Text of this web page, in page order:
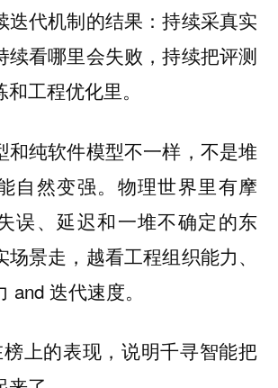
迭代机制的结果：持续采真实
续看哪里会失败，持续把评测
工程优化里。
和纯软件模型不一样，不是堆
自然变强。物理世界里有摩
误、延迟和一堆不确定的东
景走，越看工程组织能力、
and 迭代速度。
上的表现，说明千寻智能把